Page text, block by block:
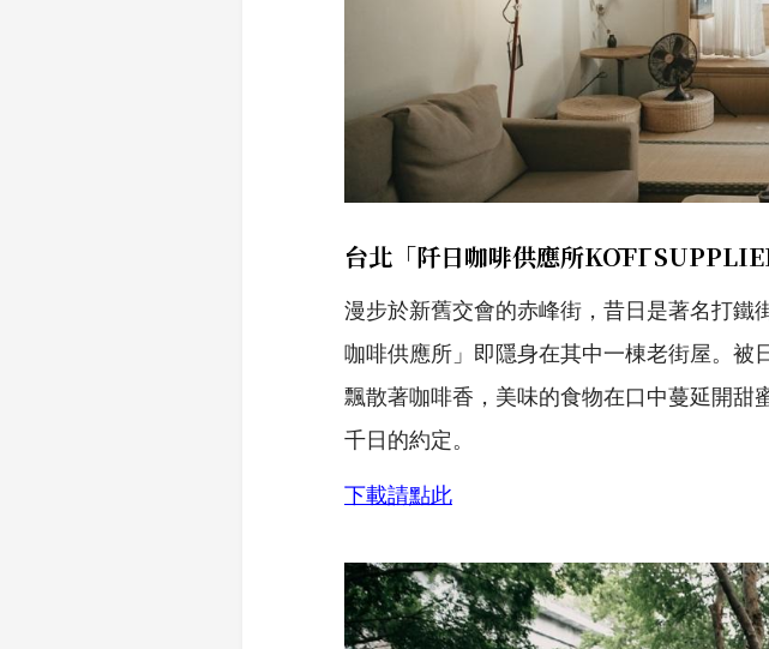
台北「阡日咖啡供應所KŌFĪ
漫步於新舊交會的赤峰街，昔日是著名打鐵
咖啡供應所」即隱身在其中一棟老街屋。
飄散著咖啡香，美味的食物在口中蔓延開
千日的約定。
下載請點此